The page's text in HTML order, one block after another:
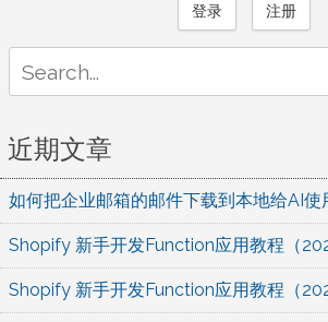
登录 注册
for:
近期文章
如何把企业邮箱的邮件下载到本地给AI使
Shopify 新手开发Function应用教程（
Shopify 新手开发Function应用教程（